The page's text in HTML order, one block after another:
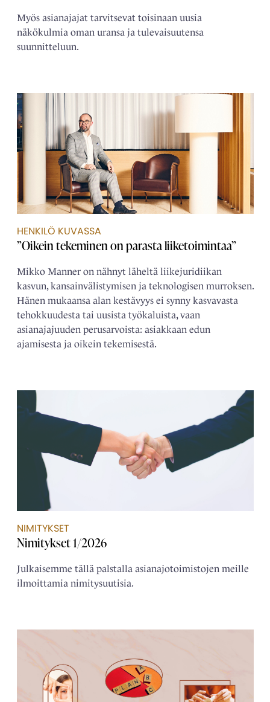
Myös asianajajat tarvitsevat toisinaan uusia
näkökulmia oman uransa ja tulevaisuutensa
suunnitteluun.
HENKILÖ KUVASSA
”Oikein tekeminen on parasta liiketoimintaa”
Mikko Manner on nähnyt läheltä liikejuridiikan
kasvun, kansainvälistymisen ja teknologisen murroksen.
Hänen mukaansa alan kestävyys ei synny kasvavasta
tehokkuudesta tai uusista työkaluista, vaan
asianajajuuden perusarvoista: asiakkaan edun
ajamisesta ja oikein tekemisestä.
NIMITYKSET
Nimitykset 1/2026
Julkaisemme tällä palstalla asianajotoimistojen meille
ilmoittamia nimitysuutisia.